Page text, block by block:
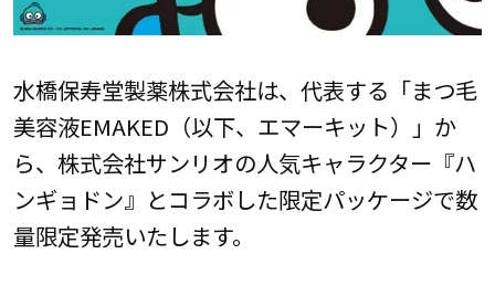
水橋保寿堂製薬株式会社は、代表する「まつ毛
美容液EMAKED（以下、エマーキット）」か
ら、株式会社サンリオの人気キャラクター『ハ
ンギョドン』とコラボした限定パッケージで数
量限定発売いたします。